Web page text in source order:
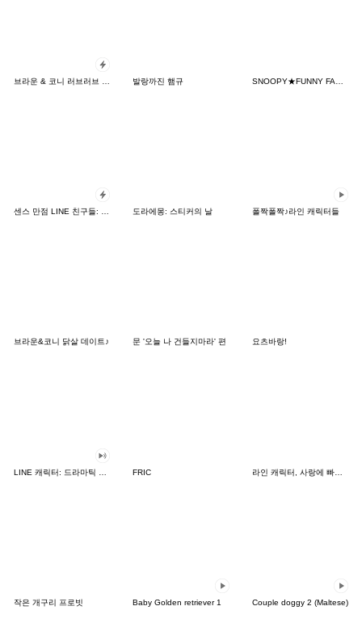
발랑까진 햄규
도라에몽: 스티커의 날 폴짝폴짝♪라인 캐릭터들
브라운&코니 닭살 데이트♪ 문 '오늘 나 건들지마라' 편 요츠바랑!
FRIC 라인 캐릭터, 사랑에 빠지다!
작은 개구리 프로빗 Baby Golden retriever 1 Couple doggy 2 (Maltese)